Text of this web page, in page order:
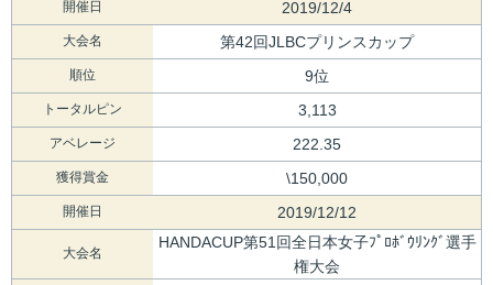
開催日 2019/12/4
大会名 第42回JLBCプリンスカップ
順位 9位
トータルピン 3,113
アベレージ 222.35
獲得賞金 \150,000
開催日 2019/12/12
大会名
HANDACUP第51回全日本女子ﾌﾟﾛﾎﾞｳﾘﾝｸﾞ選手
権大会